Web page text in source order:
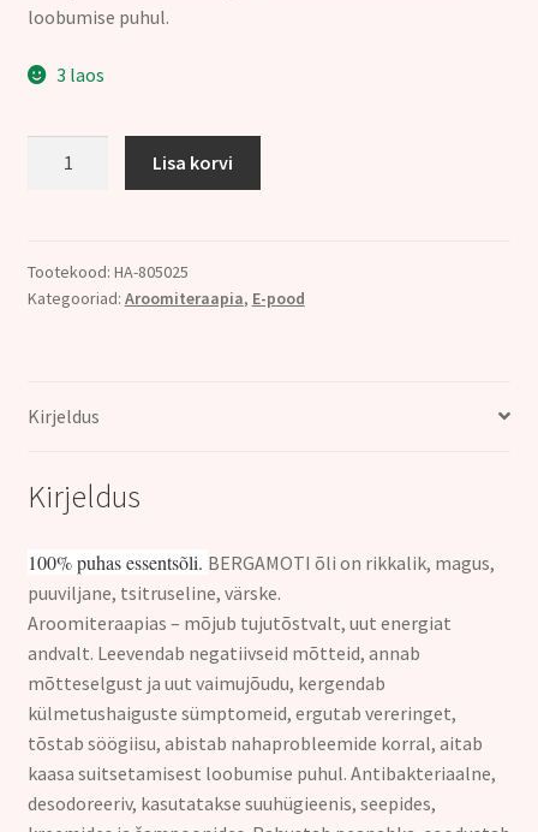
loobumise puhul.
3 laos
bergamia)
10ml
Lisa korvi
Tootekood: HA-805025
Kategooriad: Aroomiteraapia, E-pood
Kirjeldus
Kirjeldus
100% puhas essentsõli. BERGAMOTI õli on rikkalik, magus,
puuviljane, tsitruseline, värske.
Aroomiteraapias – mõjub tujutõstvalt, uut energiat
andvalt. Leevendab negatiivseid mõtteid, annab
mõtteselgust ja uut vaimujõudu, kergendab
külmetushaiguste sümptomeid, ergutab vereringet,
tõstab söögiisu, abistab nahaprobleemide korral, aitab
kaasa suitsetamisest loobumise puhul. Antibakteriaalne,
desodoreeriv, kasutatakse suuhügieenis, seepides,